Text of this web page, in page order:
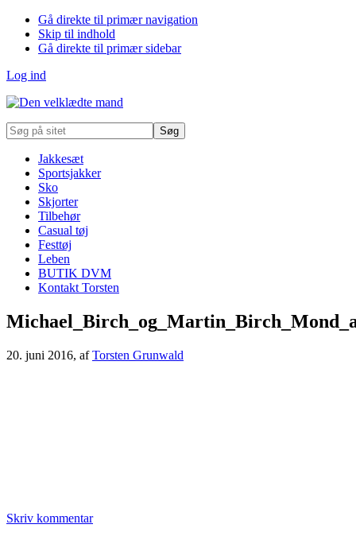
Gå direkte til primær navigation
Skip til indhold
Gå direkte til primær sidebar
Log ind
Søg
på
Jakkesæt
Sportsjakker
Sko
Skjorter
Tilbehør
Casual tøj
Festtøj
Leben
BUTIK DVM
Kontakt Torsten
20. juni 2016, afTorsten Grunwald
Skriv kommentar